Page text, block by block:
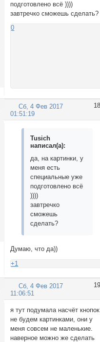
подготовлено всё ))))
завтречко сможешь сделать?
0
18
Сб, 4 Фев 2017
01:51:19
Tusich
написал(а):
да, на картинки, у
меня есть
специальные уже
подготовлено всё
))))
завтречко
сможешь
сделать?
Думаю, что да))
+1
19
Сб, 4 Фев 2017
11:06:51
я тут подумала насчёт
не будем картинками, они у
меня совсем не маленькие.
наверное можно же сделать